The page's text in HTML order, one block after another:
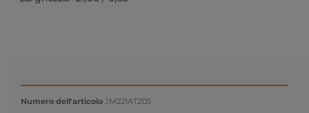
Numero dell'articolo JM221ATZ05